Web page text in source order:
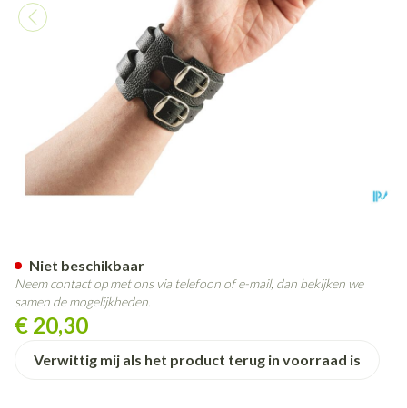
€ 20,30
Verwittig mij als het product terug in voorraad is
Niet beschikbaar
Neem contact op met ons via telefoon of e-mail, dan bekijken we
samen de mogelijkheden.